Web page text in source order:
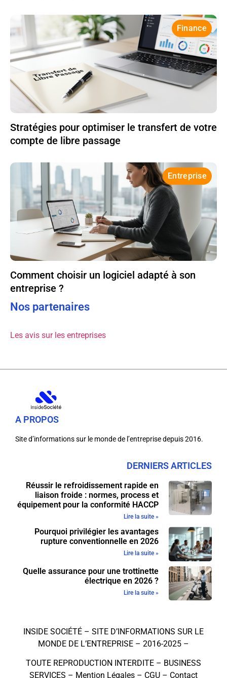
Finance
Stratégies pour optimiser le transfert de votre
compte de libre passage
Entreprise
Comment choisir un logiciel adapté à son
entreprise ?
Nos partenaires
Les avis sur les entreprises
A PROPOS
Site d’informations sur le monde de l’entreprise depuis 2016.
DERNIERS ARTICLES
Réussir le refroidissement rapide en
liaison froide : normes, process et
équipement pour la conformité HACCP
Lire la suite »
Pourquoi privilégier les avantages
rupture conventionnelle en 2026
Lire la suite »
Quelle assurance pour une trottinette
électrique en 2026 ?
Lire la suite »
INSIDE SOCIÉTÉ – SITE D’INFORMATIONS SUR LE
MONDE DE L’ENTREPRISE – 2016-2025 –
TOUTE REPRODUCTION INTERDITE – BUSINESS
SERVICES – Mention Légales – CGU – Contact